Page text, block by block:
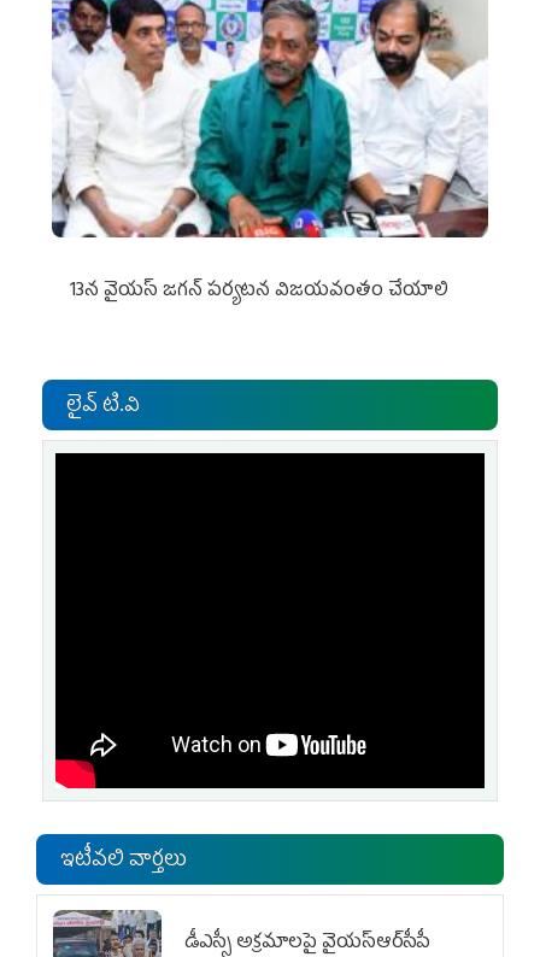
13న వైయస్‌ జగన్‌ పర్యటన విజయవంతం చేయాలి
లైవ్ టి.వి
ఇటీవలి వార్తలు
డీఎస్సీ అక్రమాలపై వైయ‌స్ఆర్‌సీపీ